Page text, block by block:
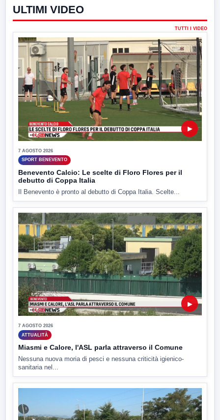
ULTIMI VIDEO
TUTTI I VIDEO
▶
7 AGOSTO 2026
SPORT BENEVENTO
Benevento Calcio: Le scelte di Floro Flores per il
debutto di Coppa Italia
Il Benevento è pronto al debutto di Coppa Italia. Scelte...
▶
7 AGOSTO 2026
ATTUALITÀ
Miasmi e Calore, l'ASL parla attraverso il Comune
Nessuna nuova moria di pesci e nessuna criticità igienico-
sanitaria nel...